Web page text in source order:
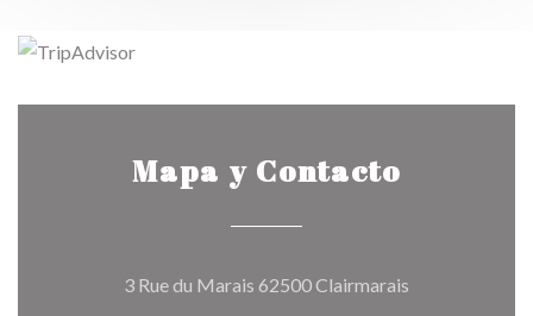
Mapa y Contacto
3 Rue du Marais 62500 Clairmarais